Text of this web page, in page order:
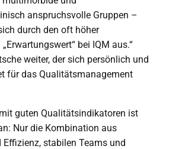
anspruchsvolle Gruppen –
durch den oft höher
bei IQM aus.“
weiter, der sich persönlich und
für das Qualitätsmanagement
guten Qualitätsindikatoren ist
Nur die Kombination aus
stabilen Teams und